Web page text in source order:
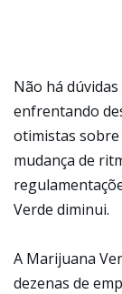
Não há
enfrentando
otimistas
mudança de
Verde diminui.
A Marijuana
dezenas de